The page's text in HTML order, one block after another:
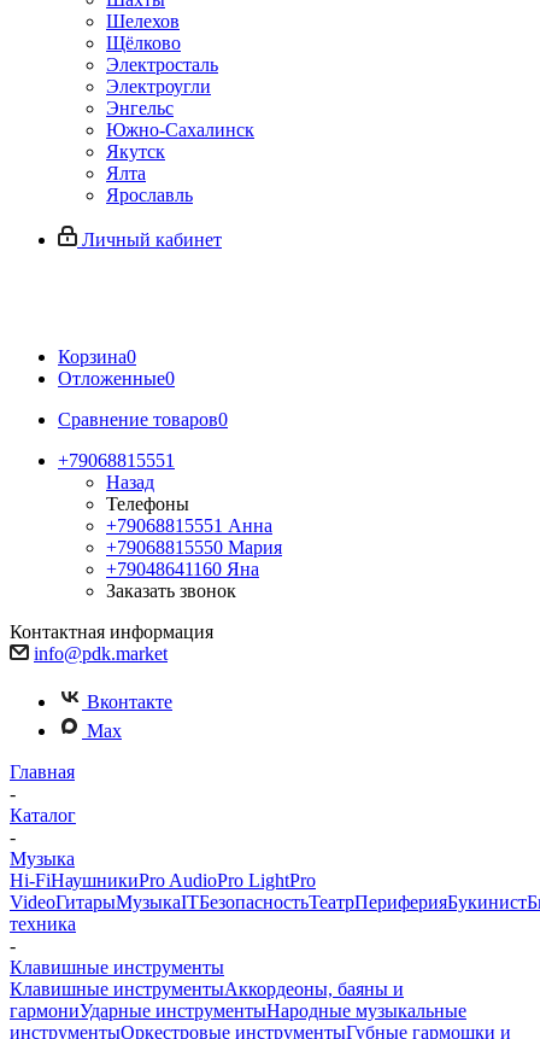
Шелехов
Щёлково
Электросталь
Электроугли
Энгельс
Южно-Сахалинск
Якутск
Ялта
Ярославль
Личный кабинет
Корзина0
Отложенные0
Сравнение товаров0
+79068815551
Назад
Телефоны
+79068815551 Анна
+79068815550 Мария
+79048641160 Яна
Заказать звонок
Контактная информация
info@pdk.market
Вконтакте
Max
Главная
-
Каталог
-
Музыка
Hi-FiНаушникиPro AudioPro LightPro
VideoГитарыМузыкаITБезопасностьТеатрПериферияБукинист
техника
-
Клавишные инструменты
Клавишные инструментыАккордеоны, баяны и
гармониУдарные инструментыНародные музыкальные
инструментыОркестровые инструментыГубные гармошки и